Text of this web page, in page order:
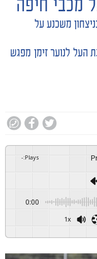
משכנע על
העל לנוער זימן מפגש
Plays
:
-
0:00
1x